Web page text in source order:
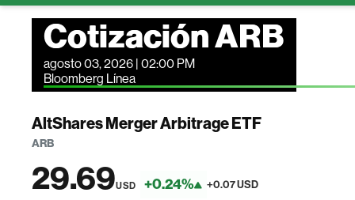
Cotización ARB
agosto 03, 2026 | 02:00 PM
Bloomberg Línea
AltShares Merger Arbitrage ETF
ARB
29.69USD +0.24% +0.07 USD